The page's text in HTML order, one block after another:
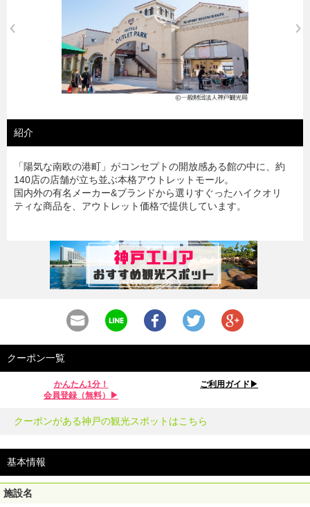
紹介
「陽気な南欧の港町」がコンセプトの開放感ある館の中に、約
140店の店舗が立ち並ぶ本格アウトレットモール。
国内外の有名メーカー&ブランドから選りすぐったハイクオリ
ティな商品を、アウトレット価格で提供しています。
クーポン一覧
かんたん1分！
会員登録（無料）▶︎
ご利用ガイド▶︎
クーポンがある神戸の観光スポットはこちら
基本情報
施設名